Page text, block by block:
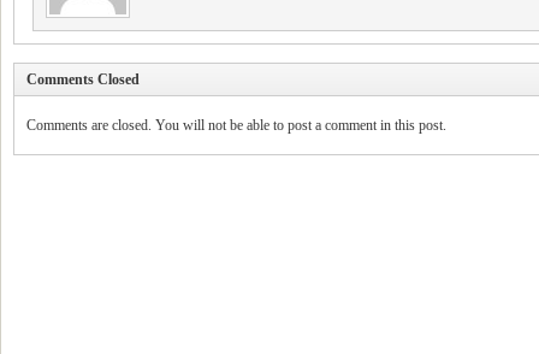
Comments Closed
Comments are closed. You will not be able to post a comment in this post.